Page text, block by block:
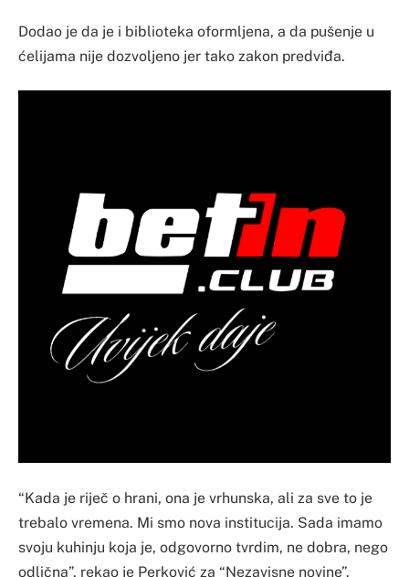
Dodao je da je i biblioteka oformljena, a da pušenje u
ćelijama nije dozvoljeno jer tako zakon predviđa.
“Kada je riječ o hrani, ona je vrhunska, ali za sve to je
trebalo vremena. Mi smo nova institucija. Sada imamo
svoju kuhinju koja je, odgovorno tvrdim, ne dobra, nego
odlična”, rekao je Perković za “Nezavisne novine”.